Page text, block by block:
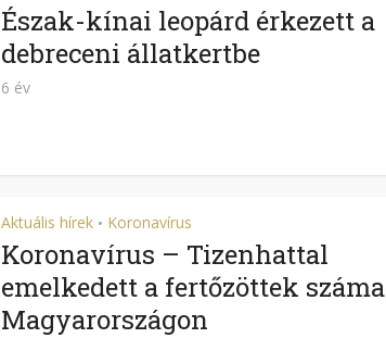
Észak-kínai leopárd érkezett a
debreceni állatkertbe
6 év
Aktuális hírek • Koronavírus
Koronavírus – Tizenhattal
emelkedett a fertőzöttek száma
Magyarországon